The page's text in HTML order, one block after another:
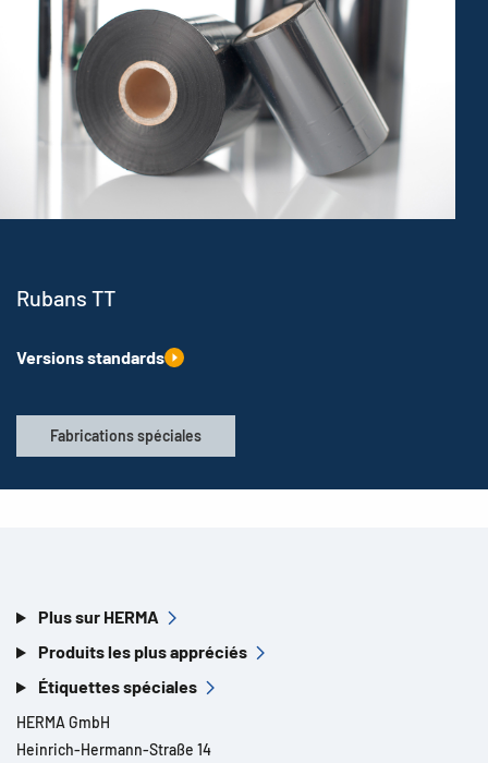
Rubans TT
Versions standards
Fabrications spéciales
Plus sur HERMA
Produits les plus appréciés
Étiquettes spéciales
HERMA GmbH
Heinrich-Hermann-Straße 14